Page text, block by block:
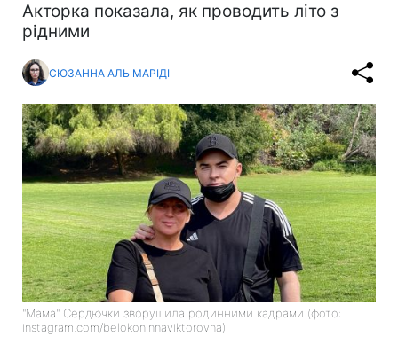
Акторка показала, як проводить літо з
рідними
СЮЗАННА АЛЬ МАРІДІ
"Мама" Сердючки зворушила родинними кадрами (фото:
instagram.com/belokoninnaviktorovna)